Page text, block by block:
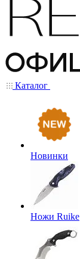
Каталог
Новинки
Ножи Ruike